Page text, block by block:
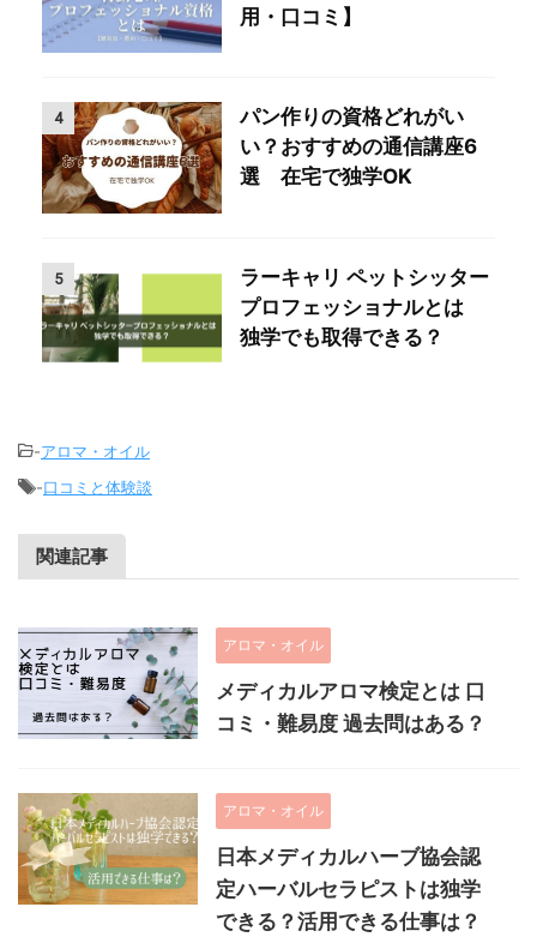
用・口コミ】
4
パン作りの資格どれがい
い？おすすめの通信講座6
選 在宅で独学OK
5
ラーキャリ ペットシッター
プロフェッショナルとは
独学でも取得できる？
-アロマ・オイル
-口コミと体験談
関連記事
アロマ・オイル
メディカルアロマ検定とは 口
コミ・難易度 過去問はある？
アロマ・オイル
日本メディカルハーブ協会認
定ハーバルセラピストは独学
できる？活用できる仕事は？